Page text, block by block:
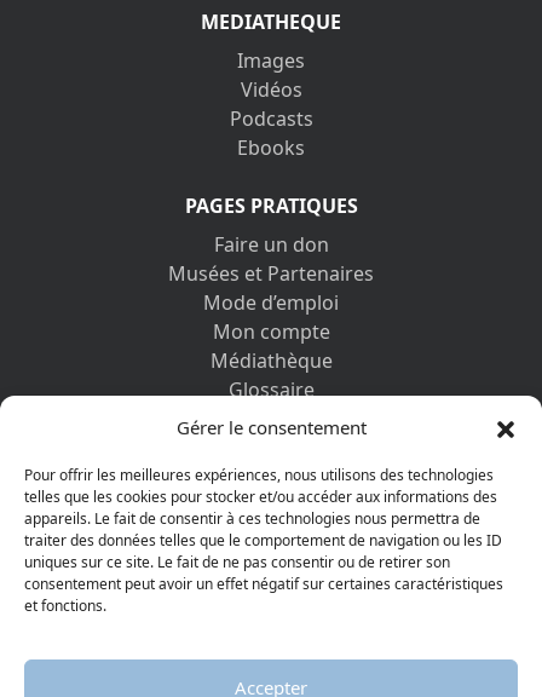
Gérer le consentement
Pour offrir les meilleures expériences, nous utilisons des technologies
telles que les cookies pour stocker et/ou accéder aux informations des
appareils. Le fait de consentir à ces technologies nous permettra de
traiter des données telles que le comportement de navigation ou les ID
uniques sur ce site. Le fait de ne pas consentir ou de retirer son
consentement peut avoir un effet négatif sur certaines caractéristiques
et fonctions.
Accepter
MEDIATHEQUE
Images
Vidéos
Podcasts
Ebooks
PAGES PRATIQUES
Faire un don
Musées et Partenaires
Mode d’emploi
Mon compte
Médiathèque
Glossaire
Contactez-nous
Vos informations personnelles et cookies
DÉCOUVRIR AUSSI